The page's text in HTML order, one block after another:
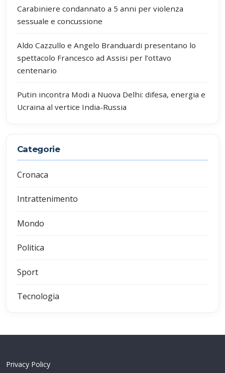
Carabiniere condannato a 5 anni per violenza
sessuale e concussione
Aldo Cazzullo e Angelo Branduardi presentano lo
spettacolo Francesco ad Assisi per l’ottavo
centenario
Putin incontra Modi a Nuova Delhi: difesa, energia e
Ucraina al vertice India-Russia
Categorie
Cronaca
Intrattenimento
Mondo
Politica
Sport
Tecnologia
Privacy Policy